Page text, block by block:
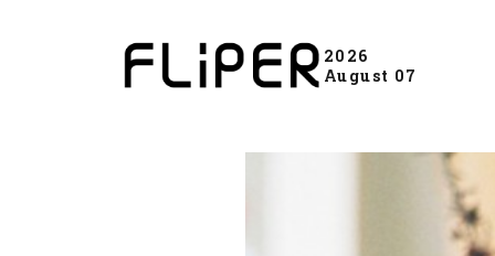
2026
August 07